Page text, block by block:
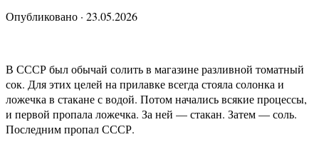
Опубликовано · 23.05.2026
В СССР был обычай солить в магазине разливной томатный
сок. Для этих целей на прилавке всегда стояла солонка и
ложечка в стакане с водой. Потом начались всякие процессы,
и первой пропала ложечка. За ней — стакан. Затем — соль.
Последним пропал СССР.